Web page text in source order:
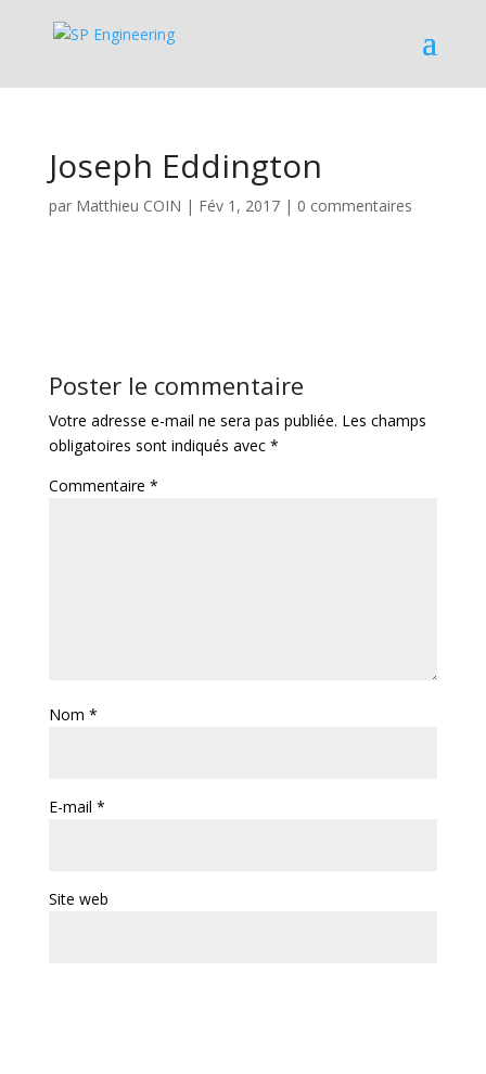
Joseph Eddington
par Matthieu COIN | Fév 1, 2017| 0 commentaires
Poster le commentaire
Votre adresse e-mail ne sera pas publiée. Les champs
obligatoires sont indiqués avec *
Commentaire *
Nom *
E-mail *
Site web